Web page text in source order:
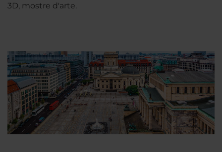
3D, mostre d'arte.